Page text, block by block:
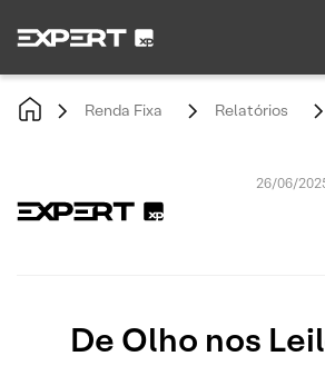
Renda Fixa Relatórios
26/06/
De Olho nos